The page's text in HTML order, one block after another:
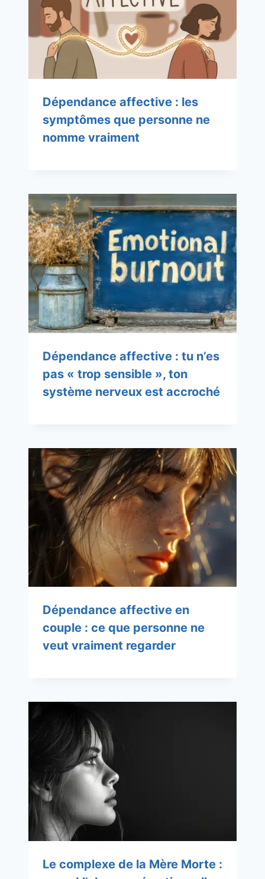
Dépendance affective : les
symptômes que personne ne
nomme vraiment
Dépendance affective : tu n’es
pas « trop sensible », ton
système nerveux est accroché
Dépendance affective en
couple : ce que personne ne
veut vraiment regarder
Le complexe de la Mère Morte :